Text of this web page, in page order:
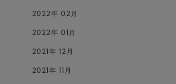
2022年 02月
2022年 01月
2021年 12月
2021年 11月